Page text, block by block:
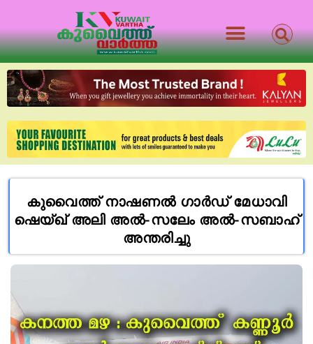
കുവൈത്ത് നാഷണൽ ഗാർഡ് മേധാവി
ഷെയ്ഖ് അലി അൽ-സലേം അൽ-സബാഹ്
അന്തരിച്ചു